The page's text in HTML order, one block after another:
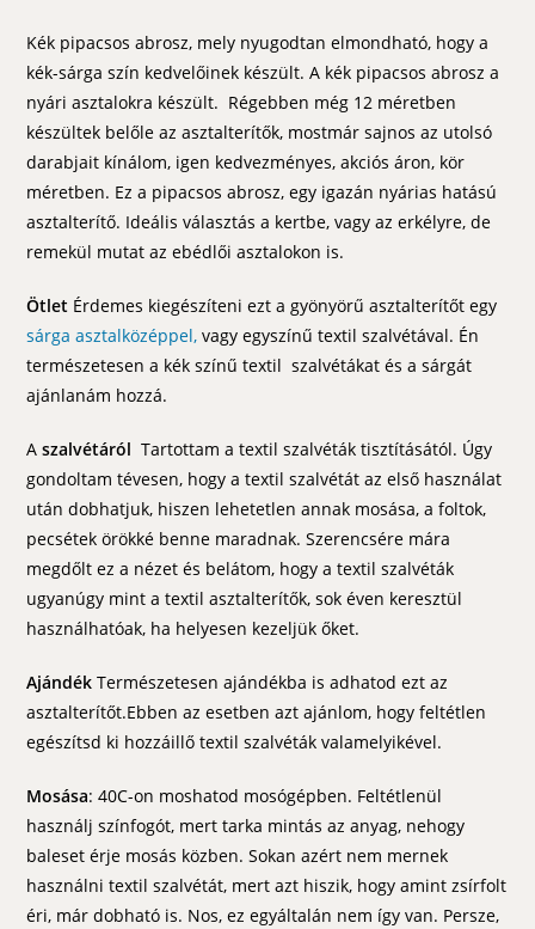
Kék pipacsos abrosz, mely nyugodtan elmondható, hogy a
kék-sárga szín kedvelőinek készült. A kék pipacsos abrosz a
nyári asztalokra készült. Régebben még 12 méretben
készültek belőle az asztalterítők, mostmár sajnos az utolsó
darabjait kínálom, igen kedvezményes, akciós áron, kör
méretben. Ez a pipacsos abrosz, egy igazán nyárias hatású
asztalterítő. Ideális választás a kertbe, vagy az erkélyre, de
remekül mutat az ebédlői asztalokon is.
Ötlet Érdemes kiegészíteni ezt a gyönyörű asztalterítőt egy
sárga asztalközéppel, vagy egyszínű textil szalvétával. Én
természetesen a kék színű textil szalvétákat és a sárgát
ajánlanám hozzá.
A szalvétáról Tartottam a textil szalvéták tisztításától. Úgy
gondoltam tévesen, hogy a textil szalvétát az első használat
után dobhatjuk, hiszen lehetetlen annak mosása, a foltok,
pecsétek örökké benne maradnak. Szerencsére mára
megdőlt ez a nézet és belátom, hogy a textil szalvéták
ugyanúgy mint a textil asztalterítők, sok éven keresztül
használhatóak, ha helyesen kezeljük őket.
Ajándék Természetesen ajándékba is adhatod ezt az
asztalterítőt.Ebben az esetben azt ajánlom, hogy feltétlen
egészítsd ki hozzáillő textil szalvéták valamelyikével.
Mosása: 40C-on moshatod mosógépben. Feltétlenül
használj színfogót, mert tarka mintás az anyag, nehogy
baleset érje mosás közben. Sokan azért nem mernek
használni textil szalvétát, mert azt hiszik, hogy amint zsírfolt
éri, már dobható is. Nos, ez egyáltalán nem így van. Persze,